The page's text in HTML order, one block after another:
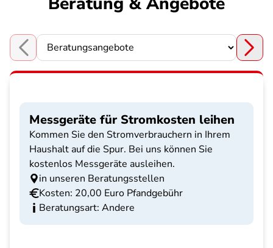
Choose a section
Messgeräte für Stromkosten leihen
Kommen Sie den Stromverbrauchern in Ihrem
Haushalt auf die Spur. Bei uns können Sie
kostenlos Messgeräte ausleihen.
in unseren Beratungsstellen
Kosten: 20,00 Euro Pfandgebühr
Beratungsart: Andere